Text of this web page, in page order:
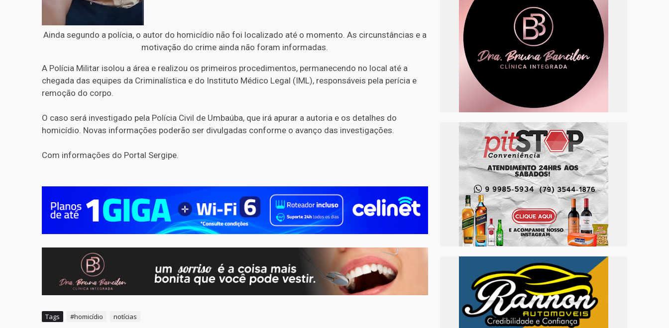
Ainda segundo a polícia, o autor do homicídio não foi localizado até o momento. As circunstâncias e a
motivação do crime ainda não foram informadas.
A Polícia Militar isolou a área e realizou os primeiros procedimentos, permanecendo no local até a
chegada das equipes da Criminalística e do Instituto Médico Legal (IML), responsáveis pela perícia e
remoção do corpo.
O caso será investigado pela Polícia Civil de Umbaúba, que irá apurar a autoria e os detalhes do
homicídio. Novas informações poderão ser divulgadas conforme o avanço das investigações.
Com informações do Portal Sergipe.
Tags #homicídio notícias